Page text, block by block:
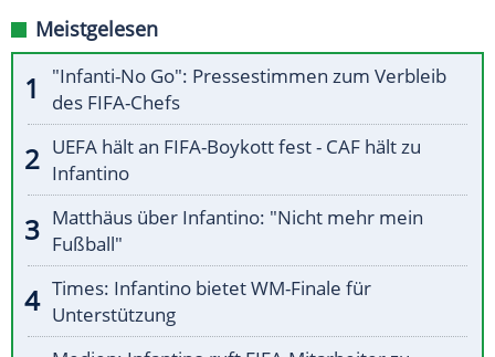
Meistgelesen
"Infanti-No Go": Pressestimmen zum Verbleib
des FIFA-Chefs
UEFA hält an FIFA-Boykott fest - CAF hält zu
Infantino
Matthäus über Infantino: "Nicht mehr mein
Fußball"
Times: Infantino bietet WM-Finale für
Unterstützung